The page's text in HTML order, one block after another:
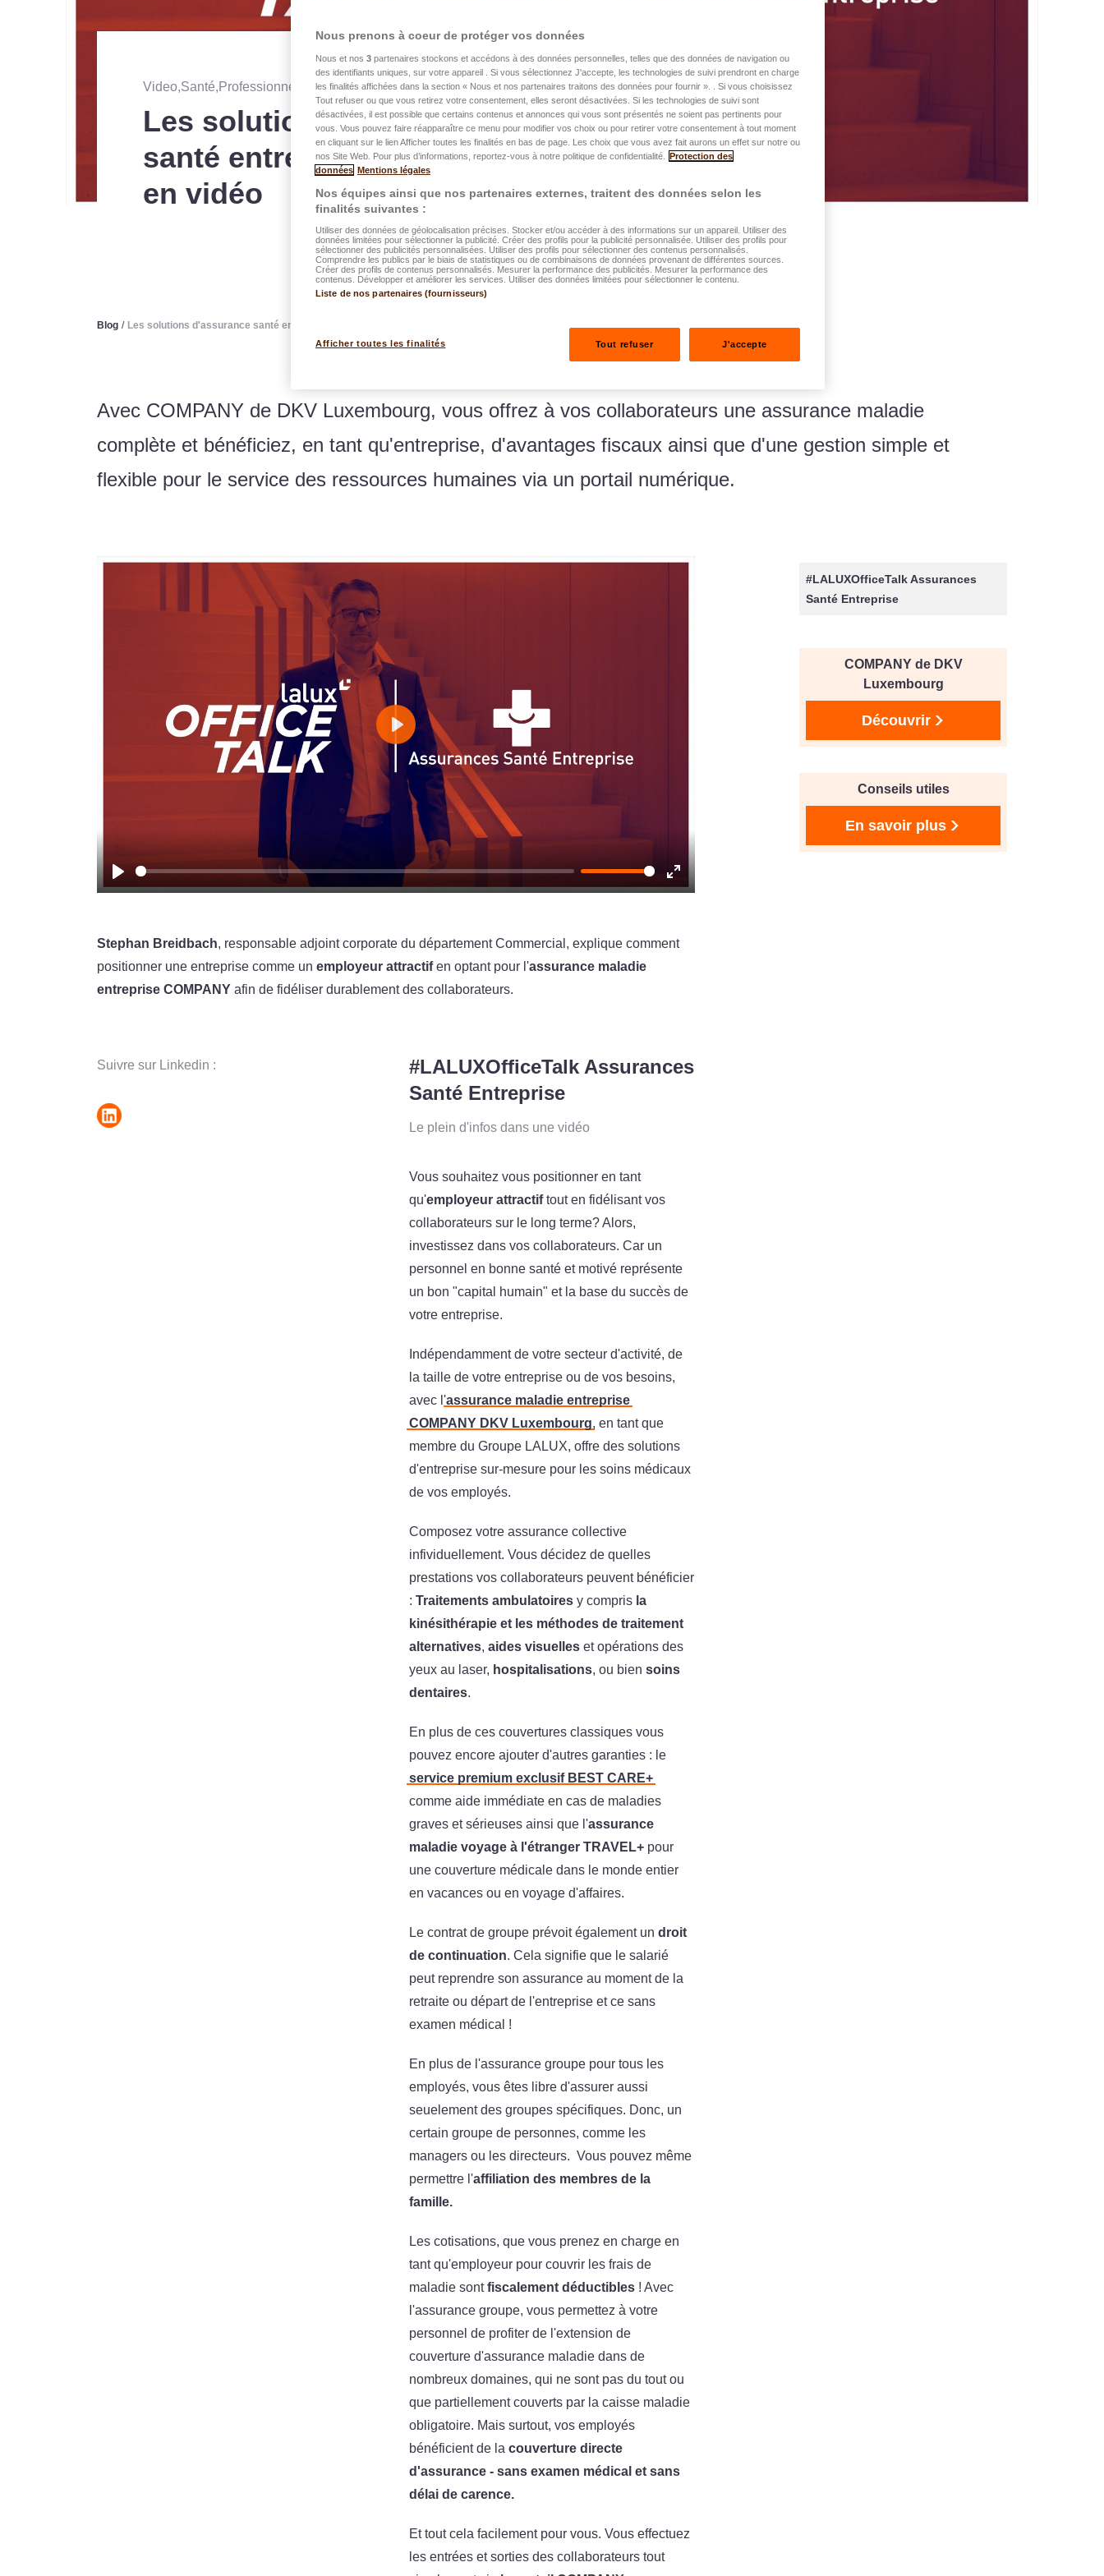
Video,Santé,Professionnels ・publié le 22.07.2025
Les solutions d'assurance
santé entreprise expliquées
en vidéo
Blog / Les solutions d'assurance santé entreprise expliquées en vidéo
Avec COMPANY de DKV Luxembourg, vous offrez à vos collaborateurs une assurance maladie
complète et bénéficiez, en tant qu'entreprise, d'avantages fiscaux ainsi que d'une gestion simple et
flexible pour le service des ressources humaines via un portail numérique.
#LALUXOfficeTalk Assurances
Santé Entreprise
COMPANY de DKV
Luxembourg
Découvrir
Conseils utiles
En savoir plus
Play
Enter
Play
Stephan Breidbach, responsable adjoint corporate du département Commercial, explique comment
positionner une entreprise comme un employeur attractifen optant pour l'assurance maladie
entreprise COMPANY afin de fidéliser durablement des collaborateurs.
Suivre sur Linkedin :
#LALUXOfficeTalk Assurances
Santé Entreprise
Le plein d'infos dans une vidéo
Vous souhaitez vous positionner en tant
qu'employeur attractiftout en fidélisant vos
collaborateurs sur le long terme? Alors,
investissez dans vos collaborateurs. Car un
personnel en bonne santé et motivé représente
un bon "capital humain" et la base du succès de
votre entreprise.
Indépendamment de votre secteur d'activité, de
la taille de votre entreprise ou de vos besoins,
avec l'assurance maladie entreprise
COMPANY DKV Luxembourg, en tant que
membre du Groupe LALUX, offre des solutions
d'entreprise sur-mesure pour les soins médicaux
de vos employés.
Composez votre assurance collective
infividuellement. Vous décidez de quelles
prestations vos collaborateurs peuvent bénéficier
: Traitements ambulatoires y compris la
kinésithérapie et les méthodes de traitement
alternatives, aides visuelles et opérations des
yeux au laser, hospitalisations, ou bien soins
dentaires.
En plus de ces couvertures classiques vous
pouvez encore ajouter d'autres garanties : le
service premium exclusif BEST CARE+
comme aide immédiate en cas de maladies
graves et sérieuses ainsi que l'assurance
maladie voyage à l'étranger TRAVEL+ pour
une couverture médicale dans le monde entier
en vacances ou en voyage d'affaires.
Le contrat de groupe prévoit également un droit
de continuation. Cela signifie que le salarié
peut reprendre son assurance au moment de la
retraite ou départ de l'entreprise et ce sans
examen médical !
En plus de l'assurance groupe pour tous les
employés, vous êtes libre d'assurer aussi
seuelement des groupes spécifiques. Donc, un
certain groupe de personnes, comme les
managers ou les directeurs. Vous pouvez même
permettre l'affiliation des membres de la
famille.
Les cotisations, que vous prenez en charge en
tant qu'employeur pour couvrir les frais de
maladie sontfiscalement déductibles ! Avec
l'assurance groupe, vous permettez à votre
personnel de profiter de l'extension de
couverture d'assurance maladie dans de
nombreux domaines, qui ne sont pas du tout ou
que partiellement couverts par la caisse maladie
obligatoire. Mais surtout, vos employés
bénéficient de la couverture directe
d'assurance - sans examen médical et sans
délai de carence.
Et tout cela facilement pour vous. Vous effectuez
les entrées et sorties des collaborateurs tout
Nous prenons à coeur de protéger vos données
Nous et nos 3 partenaires stockons et accédons à des données personnelles, telles que des données de navigation ou
des identifiants uniques, sur votre appareil . Si vous sélectionnez J'accepte, les technologies de suivi prendront en charge
les finalités affichées dans la section « Nous et nos partenaires traitons des données pour fournir ». . Si vous choisissez
Tout refuser ou que vous retirez votre consentement, elles seront désactivées. Si les technologies de suivi sont
désactivées, il est possible que certains contenus et annonces qui vous sont présentés ne soient pas pertinents pour
vous. Vous pouvez faire réapparaître ce menu pour modifier vos choix ou pour retirer votre consentement à tout moment
en cliquant sur le lien Afficher toutes les finalités en bas de page. Les choix que vous avez fait aurons un effet sur notre ou
nos Site Web. Pour plus d’informations, reportez-vous à notre politique de confidentialité.
Protection des
données Mentions légales
Nos équipes ainsi que nos partenaires externes, traitent des données selon les
finalités suivantes :
Utiliser des données de géolocalisation précises. Stocker et/ou accéder à des informations sur un appareil. Utiliser des
données limitées pour sélectionner la publicité. Créer des profils pour la publicité personnalisée. Utiliser des profils pour
sélectionner des publicités personnalisées. Utiliser des profils pour sélectionner des contenus personnalisés.
Comprendre les publics par le biais de statistiques ou de combinaisons de données provenant de différentes sources.
Créer des profils de contenus personnalisés. Mesurer la performance des publicités. Mesurer la performance des
contenus. Développer et améliorer les services. Utiliser des données limitées pour sélectionner le contenu.
Liste de nos partenaires (fournisseurs)
Afficher toutes les finalités Tout refuser J'accepte